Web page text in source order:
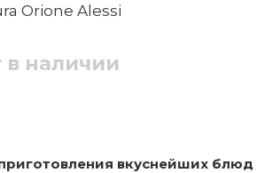
Orione Alessi
в наличии
вкуснейших блюд